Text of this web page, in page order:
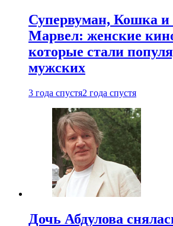
Супервуман, Кошка
Марвел: женские
которые стали
мужских
3 года спустя2 года спустя
Дочь Абдулова